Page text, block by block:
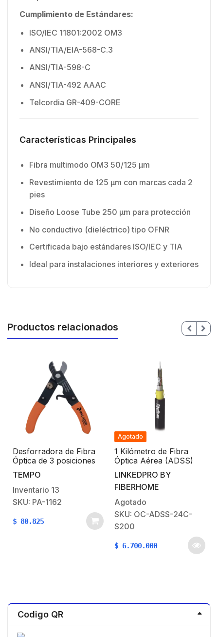
Cumplimiento de Estándares:
ISO/IEC 11801:2002 OM3
ANSI/TIA/EIA-568-C.3
ANSI/TIA-598-C
ANSI/TIA-492 AAAC
Telcordia GR-409-CORE
Características Principales
Fibra multimodo OM3 50/125 µm
Revestimiento de 125 µm con marcas cada 2
pies
Diseño Loose Tube 250 µm para protección
No conductivo (dieléctrico) tipo OFNR
Certificada bajo estándares ISO/IEC y TIA
Ideal para instalaciones interiores y exteriores
Productos relacionados
Desforradora de Fibra
Óptica de 3 posiciones
TEMPO
Inventario 13
SKU: PA-1162
$ 80.825
Agotado
1 Kilómetro de Fibra
Óptica Aérea (ADSS)
G.652D, Monomodo de
24 Hilos, Exterior, Span
200, Loose Tube
LINKEDPRO BY
FIBERHOME
Agotado
SKU: OC-ADSS-24C-
S200
$ 6.700.000
Codigo QR